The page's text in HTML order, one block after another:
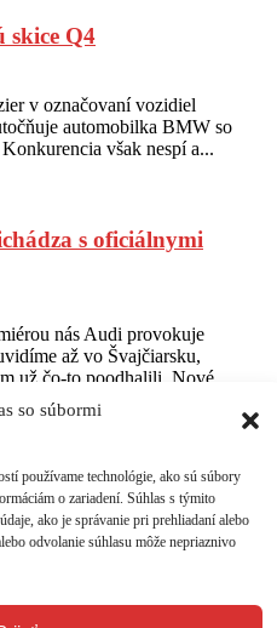
so súbormi
používame technológie, ako sú súbory
o zariadení. Súhlas s týmito
ako je správanie pri prehliadaní alebo
odvolanie súhlasu môže nepriaznivo
skice Q4
v označovaní vozidiel
automobilka BMW so
však nespí a...
s oficiálnymi
nás Audi provokuje
až vo Švajčiarsku,
už čo-to poodhalili. Nové...
motoristický časopis. Testy
44 strán vzrušujúceho
dizajne. Časopis získate na